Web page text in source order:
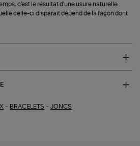
c'est le résultat d'une usure naturelle
celle-ci disparaît dépend de la façon dont
- BRACELETS -JONCS